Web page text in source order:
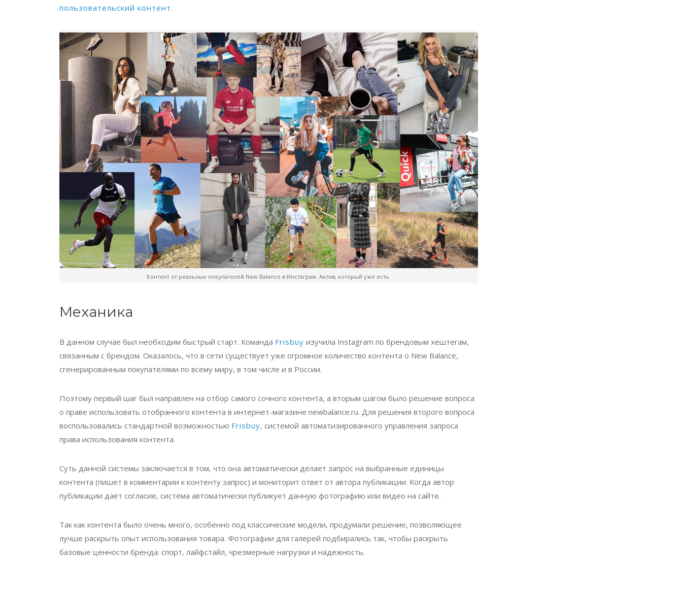
пользовательский контент.
Контент от реальных покупателей New Balance в Инстаграм. Актив, который уже есть.
Механика
В данном случае был необходим быстрый старт. Команда Frisbuy изучила Instagram по брендовым хештегам,
связанным с брендом. Оказалось, что в сети существует уже огромное количество контента о New Balance,
сгенерированным покупателями по всему миру, в том числе и в России.
Поэтому первый шаг был направлен на отбор самого сочного контента, а вторым шагом было решение вопроса
о праве использовать отобранного контента в интернет-магазине newbalance.ru. Для решения второго вопроса
воспользовались стандартной возможностью Frisbuy, системой автоматизированного управления запроса
права использования контента.
Суть данной системы заключается в том, что она автоматически делает запрос на выбранные единицы
контента (пишет в комментарии к контенту запрос) и мониторит ответ от автора публикации. Когда автор
публикации дает согласие, система автоматически публикует данную фотографию или видео на сайте.
Так как контента было очень много, особенно под классические модели, продумали решение, позволяющее
лучше раскрыть опыт использования товара. Фотографии для галерей подбирались так, чтобы раскрыть
базовые ценности бренда: спорт, лайфстайл, чрезмерные нагрузки и надежность.